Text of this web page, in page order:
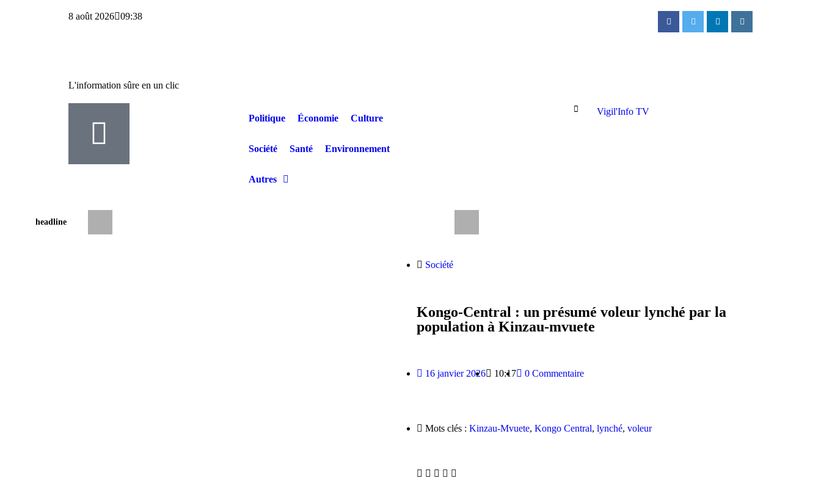
8 août 2026 09:38
L'information sûre en un clic
Politique Économie Culture
Société Santé Environnement
Autres
Vigil'Info TV
headline
Société
Kongo-Central : un présumé voleur lynché par la
population à Kinzau-mvuete
16 janvier 2026 10:17 0 Commentaire
Mots clés : Kinzau-Mvuete, Kongo Central, lynché, voleur